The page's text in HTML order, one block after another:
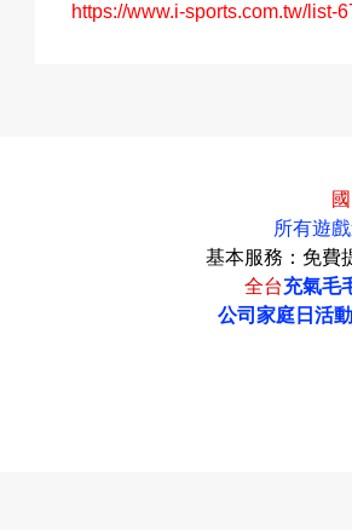
https://www.i-sports.com.tw/list-
所有遊
基本服務：免費
全台充氣毛
公司家庭日活動